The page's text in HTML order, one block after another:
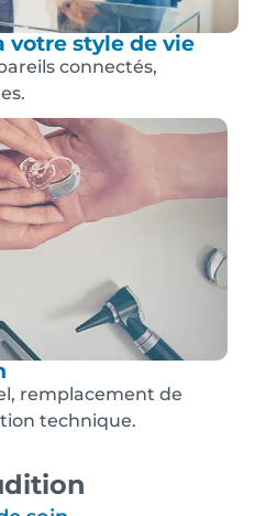
votre style de vie
connectés,
remplacement de
technique.